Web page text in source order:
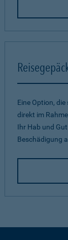
Eine Option,
direkt im
Ihr Hab und
Beschädigung